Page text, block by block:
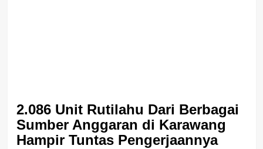
2.086 Unit Rutilahu Dari Berbagai
Sumber Anggaran di Karawang
Hampir Tuntas Pengerjaannya